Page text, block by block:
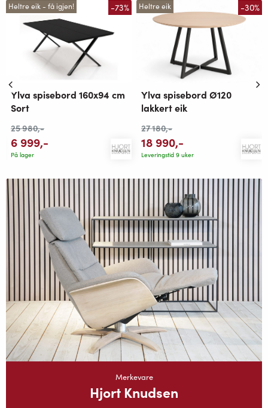
Heltre eik - få igjen! -73%
Ylva spisebord 160x94 cm
Sort
25 980,-
6 999,-
På lager
Heltre eik -30%
Ylva spisebord Ø120
lakkert eik
27 180,-
18 990,-
Leveringstid 9 uker
Merkevare
Hjort Knudsen